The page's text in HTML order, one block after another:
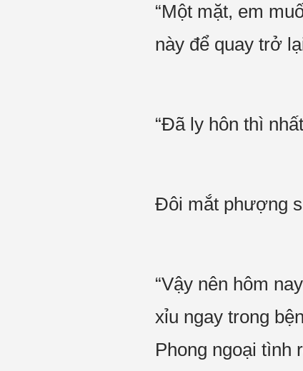
“Một mặt, em
này để quay trở
“Đã ly hôn thì
Đôi mắt phượng
“Vậy nên hôm
xỉu ngay trong
Phong ngoại